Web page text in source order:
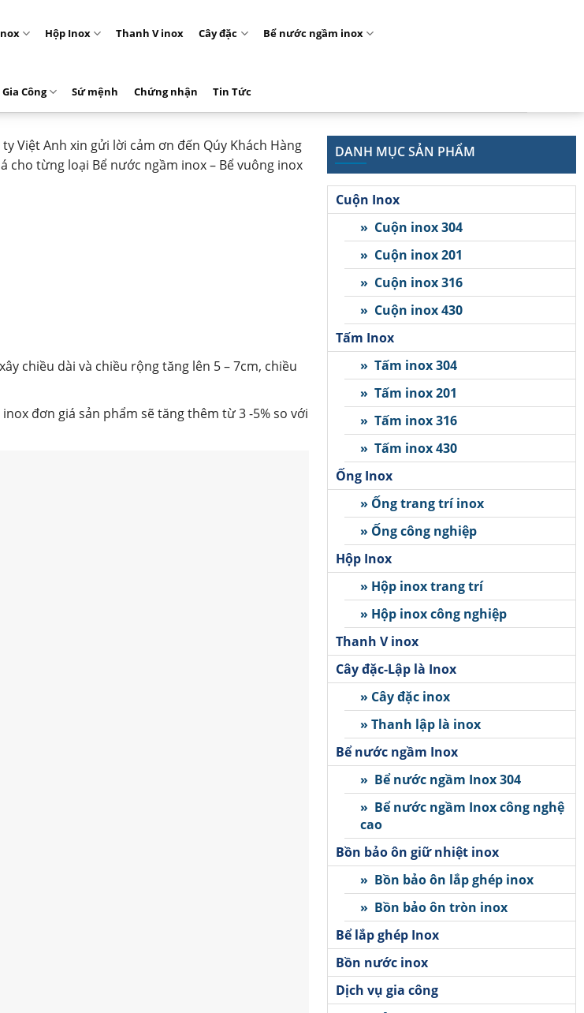
Hộp Inox Thanh V inox Cây đặc Bể nước ngầm inox
Gia Công Sứ mệnh Chứng nhận Tin Tức
Việt Anh xin gửi lời cảm ơn đến Qúy Khách Hàng
cho từng loại Bể nước ngầm inox – Bể vuông inox
chiều dài và chiều rộng tăng lên 5 – 7cm, chiều
đơn giá sản phẩm sẽ tăng thêm từ 3 -5% so với
DANH MỤC SẢN PHẨM
Cuộn Inox
» Cuộn inox 304
» Cuộn inox 201
» Cuộn inox 316
» Cuộn inox 430
Tấm Inox
» Tấm inox 304
» Tấm inox 201
» Tấm inox 316
» Tấm inox 430
Ống Inox
» Ống trang trí inox
» Ống công nghiệp
Hộp Inox
» Hộp inox trang trí
» Hộp inox công nghiệp
Thanh V inox
Cây đặc-Lập là Inox
» Cây đặc inox
» Thanh lập là inox
Bể nước ngầm Inox
» Bể nước ngầm Inox 304
» Bể nước ngầm Inox công nghệ
cao
Bồn bảo ôn giữ nhiệt inox
» Bồn bảo ôn lắp ghép inox
» Bồn bảo ôn tròn inox
Bể lắp ghép Inox
Bồn nước inox
Dịch vụ gia công